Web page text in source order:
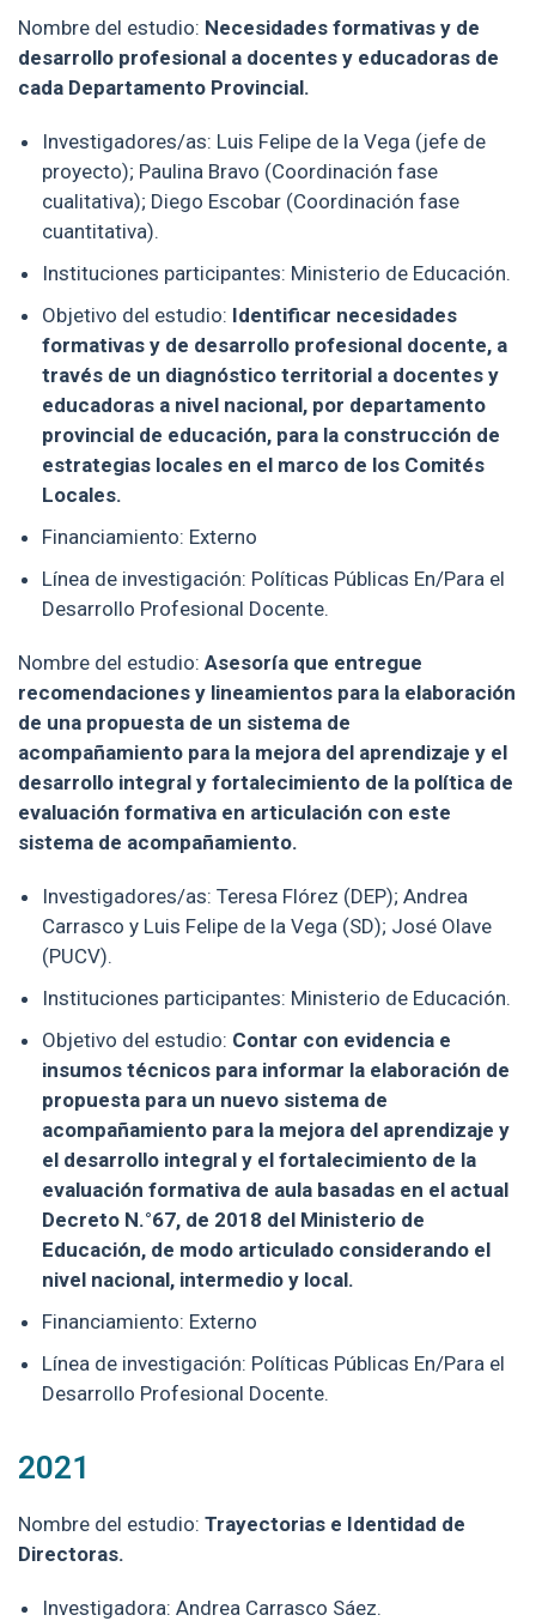
Nombre del estudio: Necesidades formativas y de
desarrollo profesional a docentes y educadoras de
cada Departamento Provincial.
Investigadores/as: Luis Felipe de la Vega (jefe de
proyecto); Paulina Bravo (Coordinación fase
cualitativa); Diego Escobar (Coordinación fase
cuantitativa).
Instituciones participantes: Ministerio de Educación.
Objetivo del estudio: Identificar necesidades
formativas y de desarrollo profesional docente, a
través de un diagnóstico territorial a docentes y
educadoras a nivel nacional, por departamento
provincial de educación, para la construcción de
estrategias locales en el marco de los Comités
Locales.
Financiamiento: Externo
Línea de investigación: Políticas Públicas En/Para el
Desarrollo Profesional Docente.
Nombre del estudio: Asesoría que entregue
recomendaciones y lineamientos para la elaboración
de una propuesta de un sistema de
acompañamiento para la mejora del aprendizaje y el
desarrollo integral y fortalecimiento de la política de
evaluación formativa en articulación con este
sistema de acompañamiento.
Investigadores/as: Teresa Flórez (DEP); Andrea
Carrasco y Luis Felipe de la Vega (SD); José Olave
(PUCV).
Instituciones participantes: Ministerio de Educación.
Objetivo del estudio: Contar con evidencia e
insumos técnicos para informar la elaboración de
propuesta para un nuevo sistema de
acompañamiento para la mejora del aprendizaje y
el desarrollo integral y el fortalecimiento de la
evaluación formativa de aula basadas en el actual
Decreto N.°67, de 2018 del Ministerio de
Educación, de modo articulado considerando el
nivel nacional, intermedio y local.
Financiamiento: Externo
Línea de investigación: Políticas Públicas En/Para el
Desarrollo Profesional Docente.
2021
Nombre del estudio: Trayectorias e Identidad de
Directoras.
Investigadora: Andrea Carrasco Sáez.